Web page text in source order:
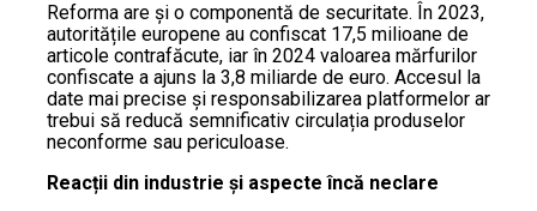
Reforma are și o componentă de securitate. În 2023,
autoritățile europene au confiscat 17,5 milioane de
articole contrafăcute, iar în 2024 valoarea mărfurilor
confiscate a ajuns la 3,8 miliarde de euro. Accesul la
date mai precise și responsabilizarea platformelor ar
trebui să reducă semnificativ circulația produselor
neconforme sau periculoase.
Reacții din industrie și aspecte încă neclare